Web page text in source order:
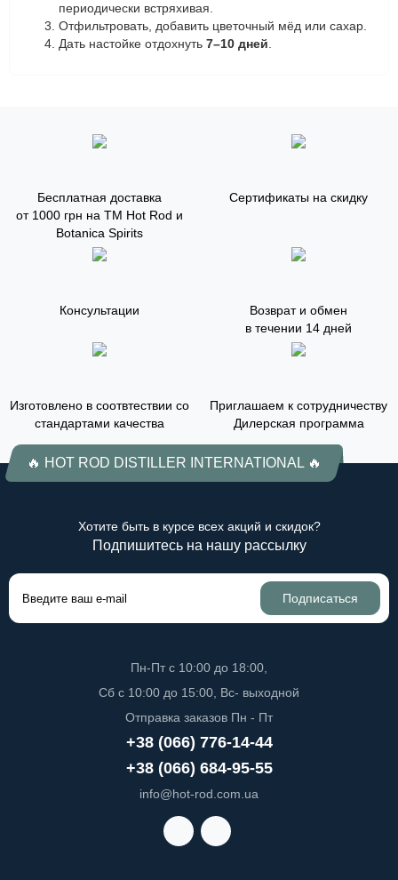
периодически встряхивая.
Отфильтровать, добавить цветочный мёд или сахар.
Дать настойке отдохнуть 7–10 дней
Бесплатная доставка
от 1000 грн на ТМ Hot Rod и
Botanica Spirits
Сертификаты на скидку
Консультации
Возврат и обмен
в течении 14 дней
Изготовлено в соотвтествии со
стандартами качества
Приглашаем к сотрудничеству
Дилерская программа
🔥 HOT ROD DISTILLER INTERNATIONAL 🔥
Хотите быть в курсе всех акций и скидок?
Подпишитесь на нашу рассылку
Подписаться
Пн-Пт с 10:00 до 18:00,
Сб с 10:00 до 15:00, Вс- выходной
Отправка заказов Пн - Пт
+38 (066) 776-14-44
+38 (066) 684-95-55
info@hot-rod.com.ua